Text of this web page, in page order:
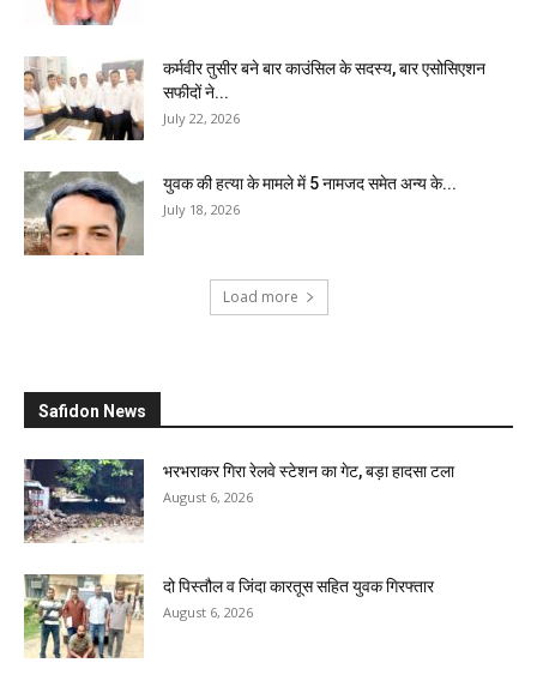
कर्मवीर तुसीर बने बार काउंसिल के सदस्य, बार एसोसिएशन
सफीदों ने...
July 22, 2026
युवक की हत्या के मामले में 5 नामजद समेत अन्य के...
July 18, 2026
Load more
Safidon News
भरभराकर गिरा रेलवे स्टेशन का गेट, बड़ा हादसा टला
August 6, 2026
दो पिस्तौल व जिंदा कारतूस सहित युवक गिरफ्तार
August 6, 2026